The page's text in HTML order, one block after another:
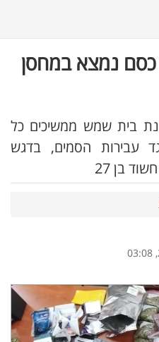
כסם נמצא במחסן
בית שמש ממשיכים כל
עבירות הסמים, בדגש
בן 27